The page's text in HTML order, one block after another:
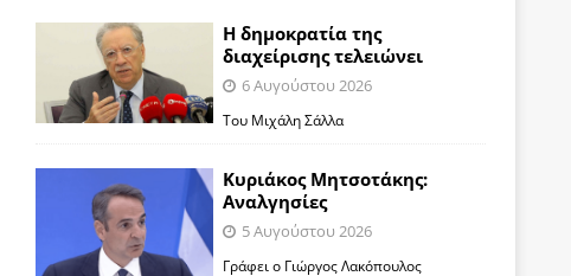
Η δημοκρατία της
διαχείρισης τελειώνει
6 Αυγούστου 2026
Του Μιχάλη Σάλλα
Κυριάκος Μητσοτάκης:
Αναλγησίες
5 Αυγούστου 2026
Γράφει ο Γιώργος Λακόπουλος